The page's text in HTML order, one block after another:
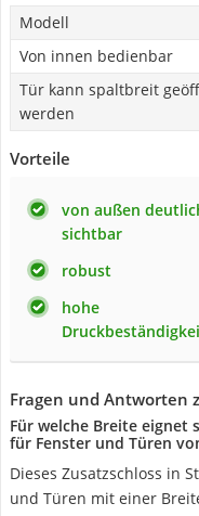
Modell
Von innen bedienbar
Tür kann spaltbreit
werden
Vorteile
von außen
sichtbar
robust
hohe
Fragen und Antworten
Für welche Breite eignet
für Fenster und Türen
Dieses Zusatzschloss in
und Türen mit einer